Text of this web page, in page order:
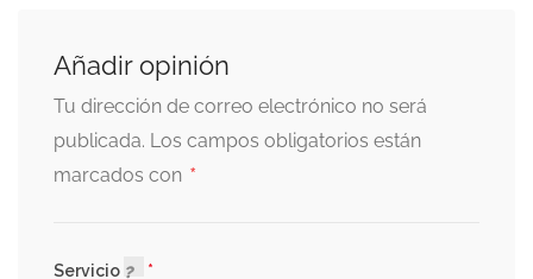
Añadir opinión
Tu dirección de correo electrónico no será
publicada. Los campos obligatorios están
marcados con *
Servicio